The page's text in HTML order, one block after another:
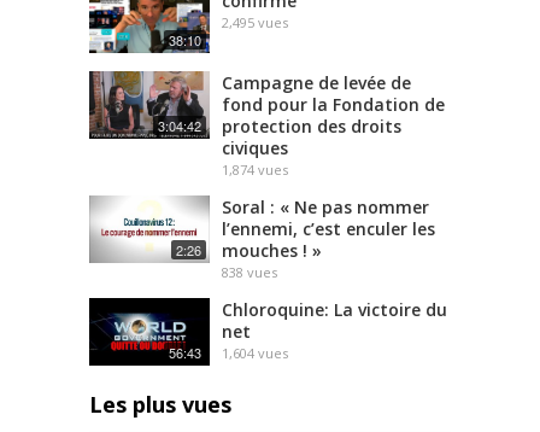
38:10
2,495 vues
3:04:42
Campagne de levée de
fond pour la Fondation de
protection des droits
civiques
1,874 vues
2:26
Soral : « Ne pas nommer
l’ennemi, c’est enculer les
mouches ! »
838 vues
56:43
Chloroquine: La victoire du
net
1,604 vues
Les plus vues